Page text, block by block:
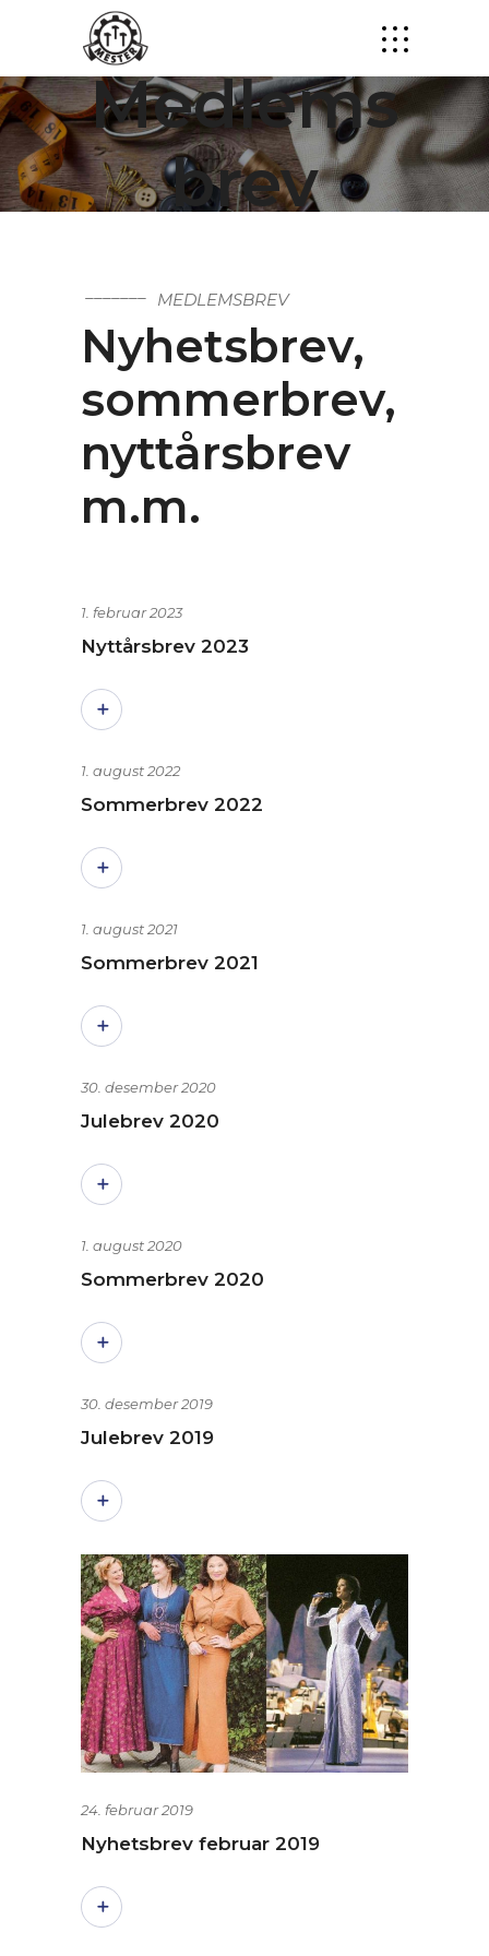
Medlems
brev
MEDLEMSBREV
Nyhetsbrev,
sommerbrev,
nyttårsbrev
m.m.
1. februar 2023
Nyttårsbrev 2023
1. august 2022
Sommerbrev 2022
1. august 2021
Sommerbrev 2021
30. desember 2020
Julebrev 2020
1. august 2020
Sommerbrev 2020
30. desember 2019
Julebrev 2019
24. februar 2019
Nyhetsbrev februar 2019